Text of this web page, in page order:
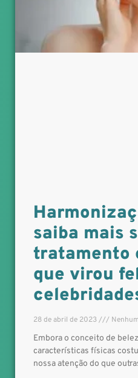
saiba mais
tratamento
que virou
28 de abril de 2023
Embora o conceito de
características físicas
nossa atenção do que